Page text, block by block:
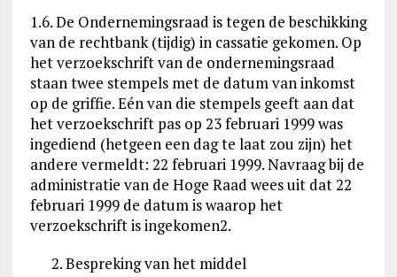
1.6. De Ondernemingsraad is tegen de beschikking
van de rechtbank (tijdig) in cassatie gekomen. Op
het verzoekschrift van de ondernemingsraad
staan twee stempels met de datum van inkomst
op de griffie. Eén van die stempels geeft aan dat
het verzoekschrift pas op 23 februari 1999 was
ingediend (hetgeen een dag te laat zou zijn) het
andere vermeldt: 22 februari 1999. Navraag bij de
administratie van de Hoge Raad wees uit dat 22
februari 1999 de datum is waarop het
verzoekschrift is ingekomen2.
Bespreking van het middel